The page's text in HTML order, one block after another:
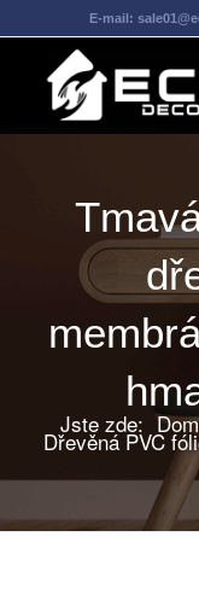
E-mail:
Jste zde:
Dřevěná PVC